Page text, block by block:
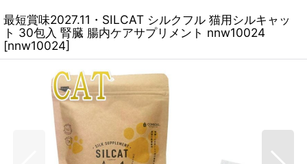
最短賞味2027.11・SILCAT シルクフル 猫用シルキャッ
ト 30包入 腎臓 腸内ケアサプリメント nnw10024
[nnw10024]